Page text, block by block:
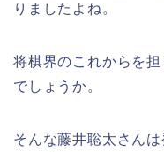
りましたよね。
将棋界のこれからを
でしょうか。
そんな藤井聡太さん